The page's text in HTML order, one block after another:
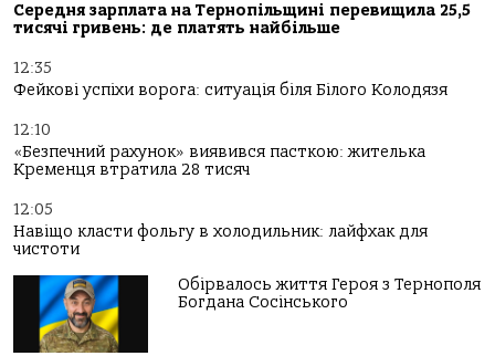
Середня зарплата на Тернопільщині перевищила 25,5
тисячі гривень: де платять найбільше
12:35
Фейкові успіхи ворога: ситуація біля Білого Колодязя
12:10
«Безпечний рахунок» виявився пасткою: жителька
Кременця втратила 28 тисяч
12:05
Навіщо класти фольгу в холодильник: лайфхак для
чистоти
Обірвалось життя Героя з Тернополя
Богдана Сосінського